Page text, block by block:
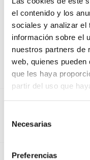
el contenido y los
sociales y analizar el
información sobre el
nuestros partners de
web, quienes
que les haya
partir del uso que
Necesarias
Preferencias